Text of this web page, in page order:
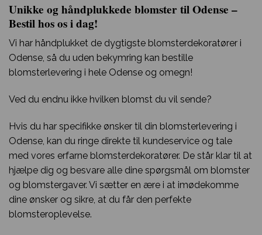
Unikke og håndplukkede blomster til Odense –
Bestil hos os i dag!
Vi har håndplukket de dygtigste blomsterdekoratører i
Odense, så du uden bekymring kan bestille
blomsterlevering i hele Odense og omegn!
Ved du endnu ikke hvilken blomst du vil sende?
Hvis du har specifikke ønsker til din blomsterlevering i
Odense, kan du ringe direkte til kundeservice og tale
med vores erfarne blomsterdekoratører. De står klar til at
hjælpe dig og besvare alle dine spørgsmål om blomster
og blomstergaver. Vi sætter en ære i at imødekomme
dine ønsker og sikre, at du får den perfekte
blomsteroplevelse.